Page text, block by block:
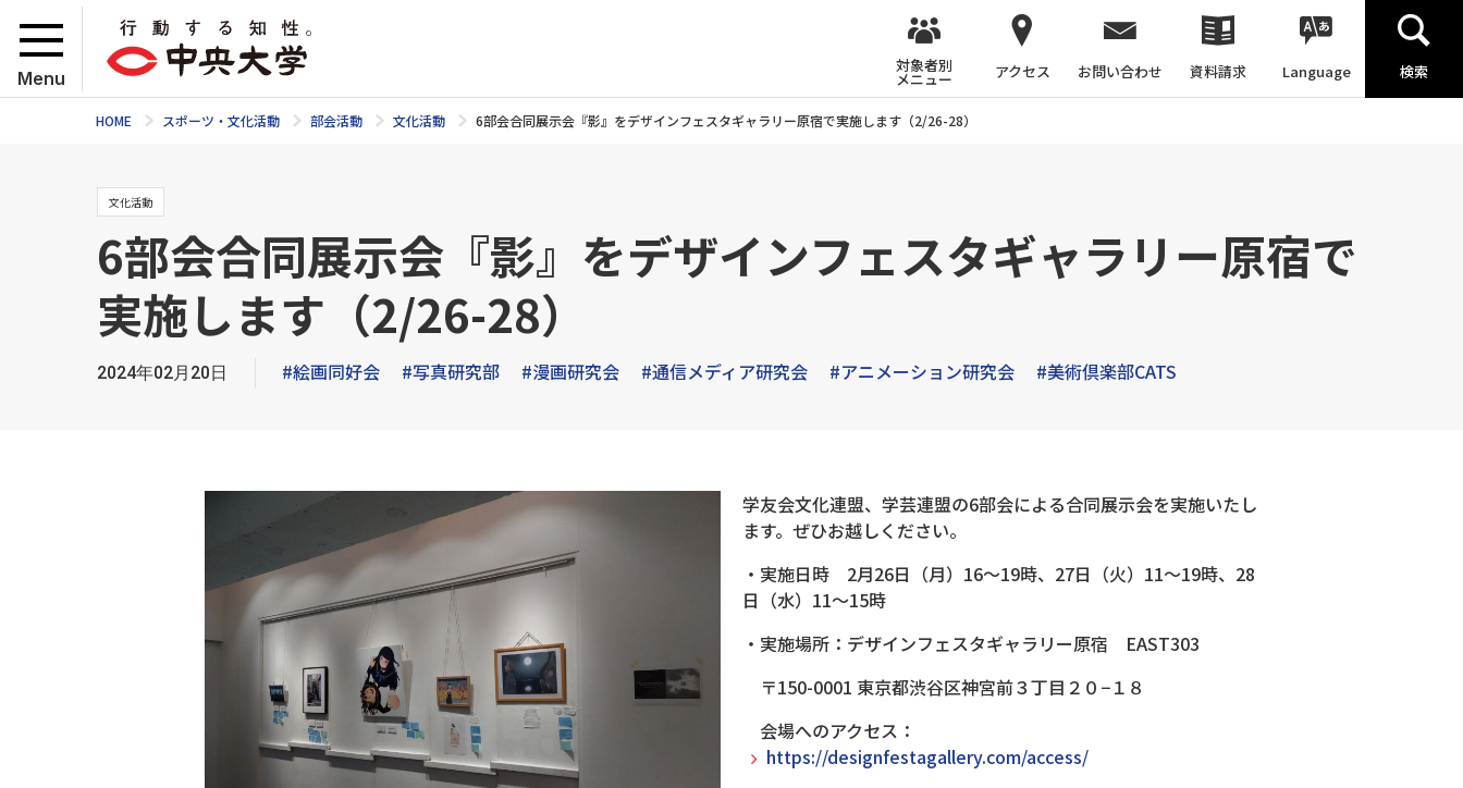
Menu
対象者別
メニュー アクセス お問い合わせ 資料請求 Language 検索
HOME スポーツ・文化活動 部会活動 文化活動 6部会合同展示会『影』をデザインフェスタギャラリー原宿で実施します（2/26-28）
文化活動
6部会合同展示会『影』をデザインフェスタギャラリー原宿で
実施します（2/26-28）
2024年02月20日 #絵画同好会 #写真研究部 #漫画研究会 #通信メディア研究会 #アニメーション研究会 #美術倶楽部CATS
学友会文化連盟、学芸連盟の6部会による合同展示会を実施いたし
ます。ぜひお越しください。
・実施日時 2月26日（月）16～19時、27日（火）11～19時、28
日（水）11～15時
・実施場所：デザインフェスタギャラリー原宿 EAST303
〒150-0001 東京都渋谷区神宮前３丁目２０−１８
会場へのアクセス：
https://designfestagallery.com/access/